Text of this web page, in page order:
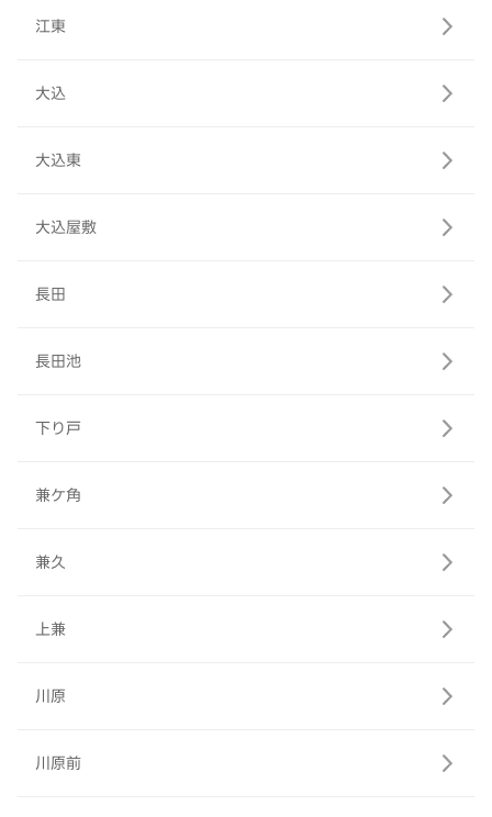
江東
大込
大込東
大込屋敷
長田
長田池
下り戸
兼ケ角
兼久
上兼
川原
川原前